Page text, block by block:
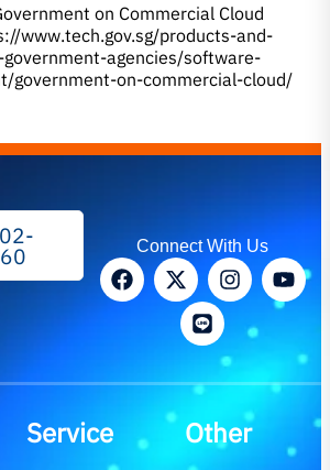
on Commercial Cloud
www.tech.gov.sg/products-and-
agencies/software-
government-on-commercial-cloud/
Connect With Us
Service Other